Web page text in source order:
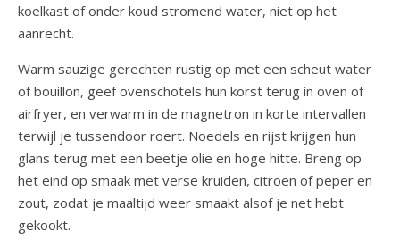
koelkast of onder koud stromend water, niet op het
aanrecht.
Warm sauzige gerechten rustig op met een scheut water
of bouillon, geef ovenschotels hun korst terug in oven of
airfryer, en verwarm in de magnetron in korte intervallen
terwijl je tussendoor roert. Noedels en rijst krijgen hun
glans terug met een beetje olie en hoge hitte. Breng op
het eind op smaak met verse kruiden, citroen of peper en
zout, zodat je maaltijd weer smaakt alsof je net hebt
gekookt.